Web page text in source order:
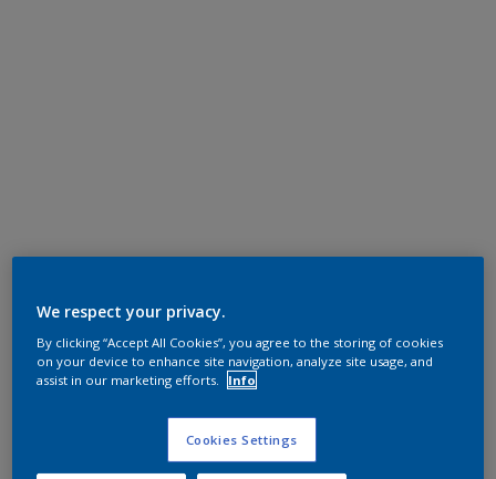
We respect your privacy.
By clicking “Accept All Cookies”, you agree to the storing of cookies
on your device to enhance site navigation, analyze site usage, and
assist in our marketing efforts.
Info
Cookies Settings